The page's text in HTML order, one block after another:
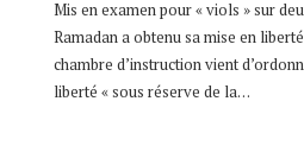
Mis en examen pour « viols » sur
Ramadan a obtenu sa mise en
chambre d’instruction vient
liberté « sous réserve de la…